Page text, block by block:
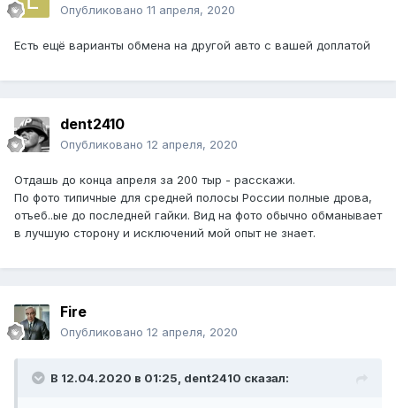
Опубликовано 11 апреля, 2020
Есть ещё варианты обмена на другой авто с вашей доплатой
dent2410
Опубликовано 12 апреля, 2020
Отдашь до конца апреля за 200 тыр - расскажи.
По фото типичные для средней полосы России полные дрова,
отъеб..ые до последней гайки. Вид на фото обычно обманывает
в лучшую сторону и исключений мой опыт не знает.
Fire
Опубликовано 12 апреля, 2020
В 12.04.2020 в 01:25, dent2410 сказал: